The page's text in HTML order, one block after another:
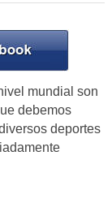
mundial son
debemos
deportes